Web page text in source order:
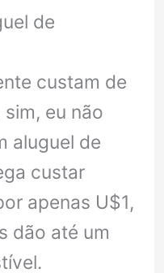
de
custam de
eu não
aluguel de
custar
apenas U$1,
dão até um